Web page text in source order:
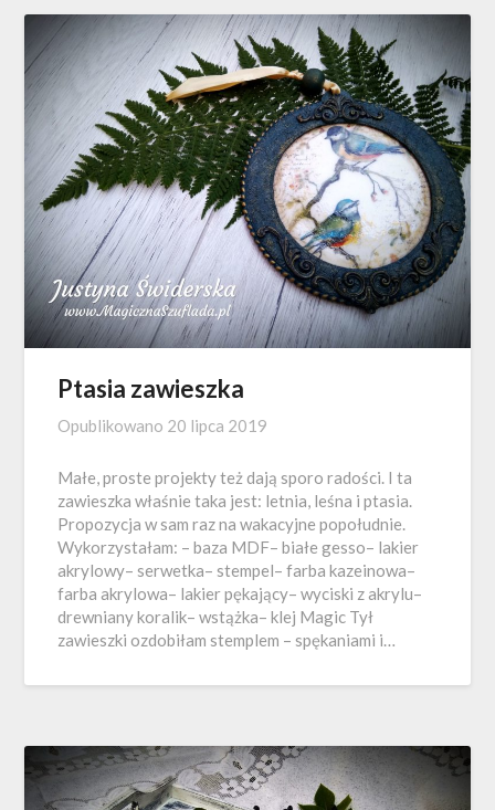
Ptasia zawieszka
Opublikowano 20 lipca 2019
Małe, proste projekty też dają sporo radości. I ta
zawieszka właśnie taka jest: letnia, leśna i ptasia.
Propozycja w sam raz na wakacyjne popołudnie.
Wykorzystałam: – baza MDF– białe gesso– lakier
akrylowy– serwetka– stempel– farba kazeinowa–
farba akrylowa– lakier pękający– wyciski z akrylu–
drewniany koralik– wstążka– klej Magic Tył
zawieszki ozdobiłam stemplem – spękaniami i…